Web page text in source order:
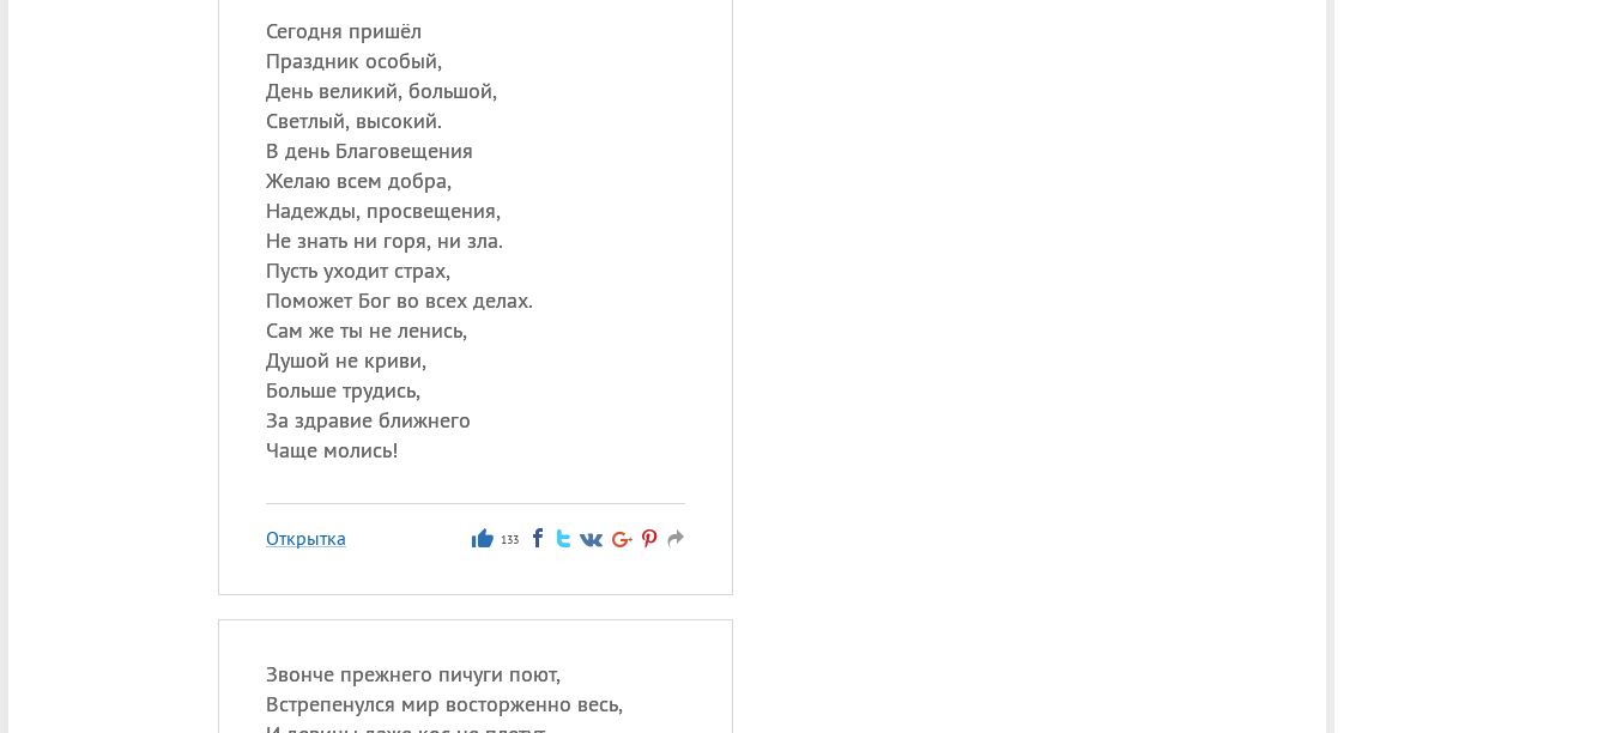
Сегодня пришёл
Праздник особый,
День великий, большой,
Светлый, высокий.
В день Благовещения
Желаю всем добра,
Надежды, просвещения,
Не знать ни горя, ни зла.
Пусть уходит страх,
Поможет Бог во всех делах.
Сам же ты не ленись,
Душой не криви,
Больше трудись,
За здравие ближнего
Чаще молись!
Открытка 133
Звонче прежнего пичуги поют,
Встрепенулся мир восторженно весь,